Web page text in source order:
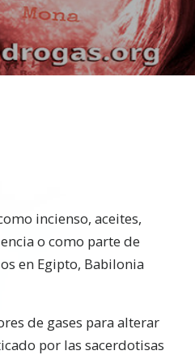
Video
incienso, aceites,
o como parte de
en Egipto, Babilonia
de gases para alterar
por las sacerdotisas